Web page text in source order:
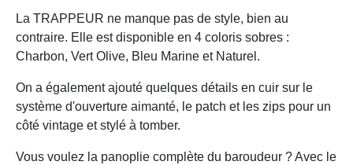
La TRAPPEUR ne manque pas de style, bien au
contraire. Elle est disponible en 4 coloris sobres :
Charbon, Vert Olive, Bleu Marine et Naturel.
On a également ajouté quelques détails en cuir sur le
système d'ouverture aimanté, le patch et les zips pour un
côté vintage et stylé à tomber.
Vous voulez la panoplie complète du baroudeur ? Avec le